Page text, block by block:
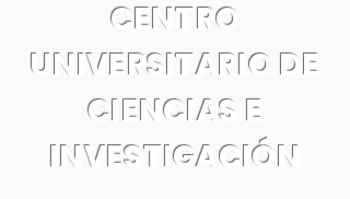
CENTRO
UNIVERSITARIO DE
CIENCIAS E
INVESTIGACIÓN